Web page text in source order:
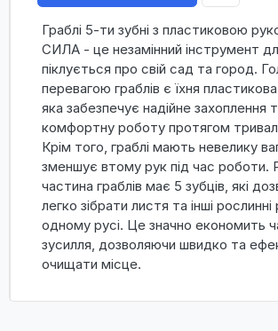
Граблі 5-ти зубні з пластиковою
СИЛА - це незамінний інструмент
піклується про свій сад та город.
перевагою граблів є їхня
яка забезпечує надійне захоплення
комфортну роботу протягом
Крім того, граблі мають невелику
зменшує втому рук під час роботи.
частина граблів має 5 зубців, які
легко зібрати листя та інші
одному русі. Це значно економить
зусилля, дозволяючи швидко та
очищати місце.